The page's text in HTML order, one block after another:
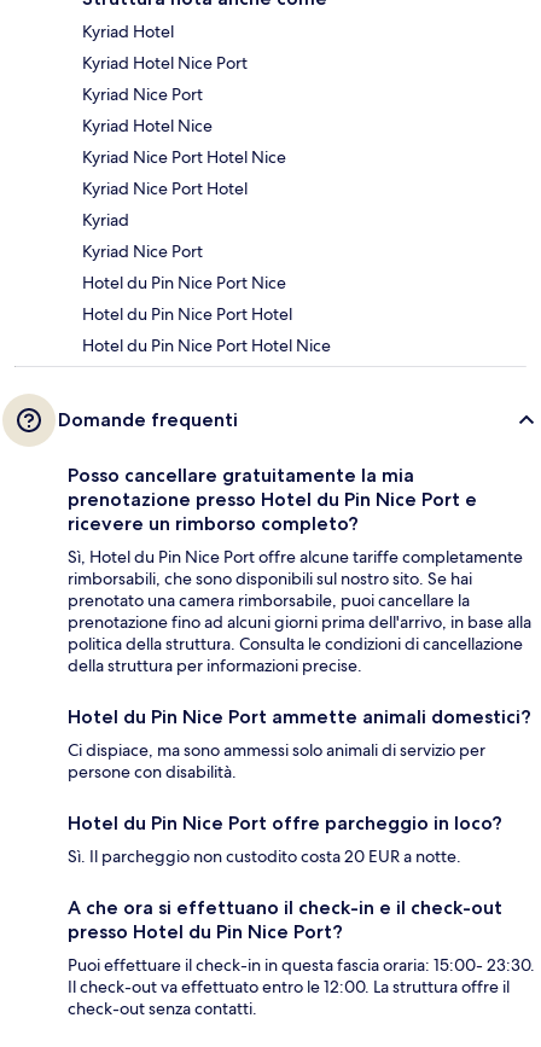
Kyriad Hotel
Kyriad Hotel Nice Port
Kyriad Nice Port
Kyriad Hotel Nice
Kyriad Nice Port Hotel Nice
Kyriad Nice Port Hotel
Kyriad
Kyriad Nice Port
Hotel du Pin Nice Port Nice
Hotel du Pin Nice Port Hotel
Hotel du Pin Nice Port Hotel Nice
Domande frequenti
Posso cancellare gratuitamente la mia
prenotazione presso Hotel du Pin Nice Port e
ricevere un rimborso completo?
Sì, Hotel du Pin Nice Port offre alcune tariffe completamente
rimborsabili, che sono disponibili sul nostro sito. Se hai
prenotato una camera rimborsabile, puoi cancellare la
prenotazione fino ad alcuni giorni prima dell'arrivo, in base alla
politica della struttura. Consulta le condizioni di cancellazione
della struttura per informazioni precise.
Hotel du Pin Nice Port ammette animali domestici?
Ci dispiace, ma sono ammessi solo animali di servizio per
persone con disabilità.
Hotel du Pin Nice Port offre parcheggio in loco?
Sì. Il parcheggio non custodito costa 20 EUR a notte.
A che ora si effettuano il check-in e il check-out
presso Hotel du Pin Nice Port?
Puoi effettuare il check-in in questa fascia oraria: 15:00- 23:30.
Il check-out va effettuato entro le 12:00. La struttura offre il
check-out senza contatti.